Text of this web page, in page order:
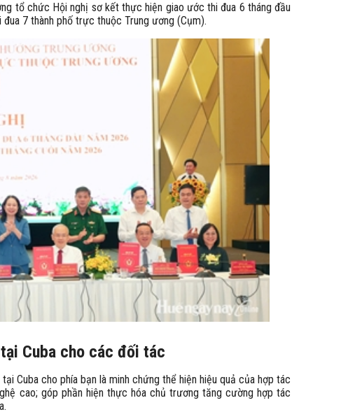
tổ chức Hội nghị sơ kết thực hiện giao ước thi đua 6 tháng đầu
7 thành phố trực thuộc Trung ương (Cụm).
Cuba cho các đối tác
Cuba cho phía bạn là minh chứng thể hiện hiệu quả của hợp tác
cao; góp phần hiện thực hóa chủ trương tăng cường hợp tác